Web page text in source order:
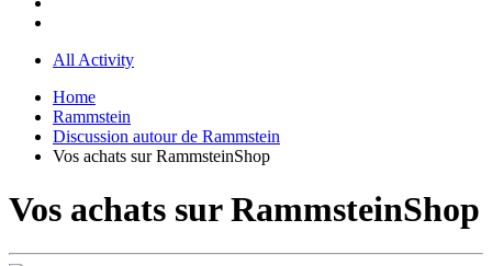
All Activity
Home
Rammstein
Discussion autour de Rammstein
Vos achats sur RammsteinShop
Vos achats sur RammsteinShop